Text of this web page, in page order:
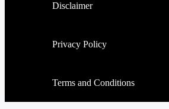
Disclaimer
Privacy Policy
Terms and Conditions